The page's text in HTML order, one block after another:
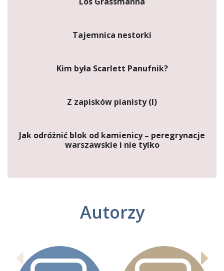
Tajemnica nestorki
Kim była Scarlett Panufnik?
Z zapisków pianisty (I)
Jak odróżnić blok od kamienicy – peregrynacje
warszawskie i nie tylko
Autorzy